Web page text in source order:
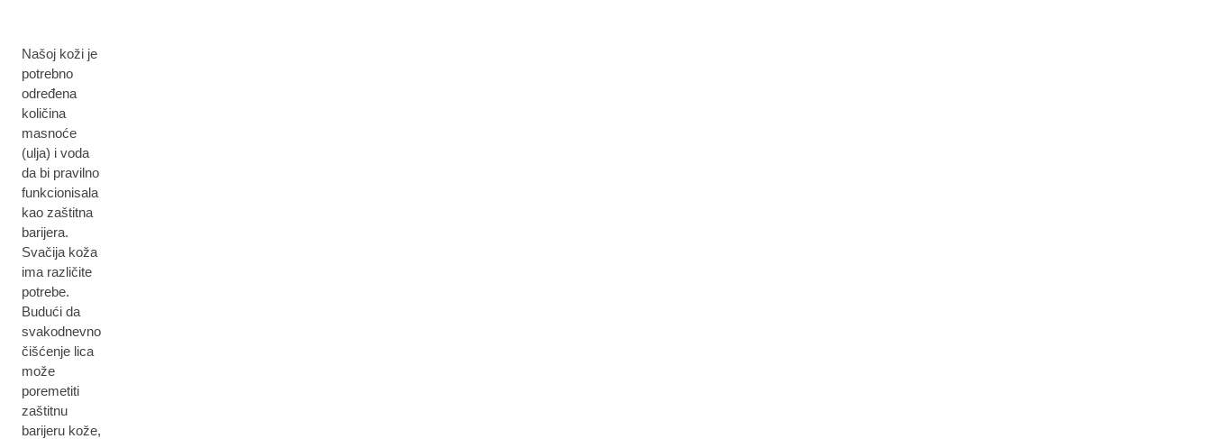
Našoj koži je
potrebno
određena
količina
masnoće
(ulja) i voda
da bi pravilno
funkcionisala
kao zaštitna
barijera.
Svačija koža
ima različite
potrebe.
Budući da
svakodnevno
čišćenje lica
može
poremetiti
zaštitnu
barijeru kože,